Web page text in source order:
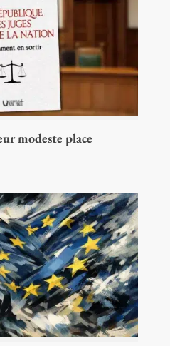
modeste place